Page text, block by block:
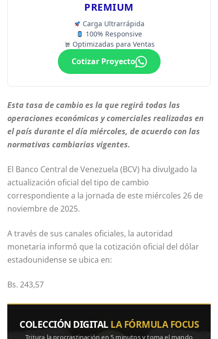
PREMIUM
Carga Ultrarrápida
100% Responsive
Optimizadas para Ventas
Cotizar Proyecto
Esta tasa de cambio es la que regirá todas las
operaciones económicas y comerciales realizadas en
el país durante el día miércoles, de acuerdo con las
normativas cambiarias vigentes.
El Banco Central de Venezuela (BCV) ha divulgado la
actualización oficial del tipo de cambio
correspondiente a la jornada de este miércoles 26 de
noviembre de 2025.
A través de sus canales oficiales, la autoridad
monetaria informó que la cotización oficial del dólar
estadounidense se ubica en:
Bs. 243,57
COLECCIÓN DIGITAL LA FÓRMULA FOCUS
Tritura la procrastinación en 5 minutos y toma el mando